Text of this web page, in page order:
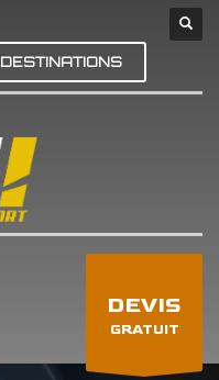
DESTINATIONS
DEVIS
GRATUIT